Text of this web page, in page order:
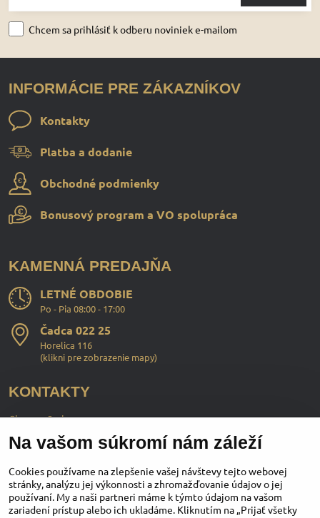
Chcem sa prihlásiť k odberu noviniek e-mailom
INFORMÁCIE PRE ZÁKAZNÍKOV
Kontakty
Platba a dodanie
Obchodné podmienky
Bonusový program a VO spolupráca
KAMENNÁ PREDAJŇA
LETNÉ OBDOBIE
Po - Pia 08:00 - 17:00
Čadca 022 25
Horelica 116
(klikni pre zobrazenie mapy)
KONTAKTY
ChopperStyle s.r.o.
Ing. Martin Murčo
+421 911 364 555
obchod​@chopperstyle​.sk
Na vašom súkromí nám záleží
Cookies používame na zlepšenie vašej návštevy tejto webovej
stránky, analýzu jej výkonnosti a zhromažďovanie údajov o jej
používaní. My a naši partneri máme k týmto údajom na vašom
zariadení prístup alebo ich ukladáme. Kliknutím na „Prijať všetky